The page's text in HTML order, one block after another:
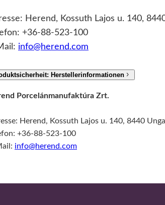
n
Herend, Kossuth Lajos u. 140,
+36-88-523-100
info@herend.com
Herstellerinformationen
Porcelánmanufaktúra Zrt.
Herend, Kossuth Lajos u. 140, 8440
+36-88-523-100
info@herend.com